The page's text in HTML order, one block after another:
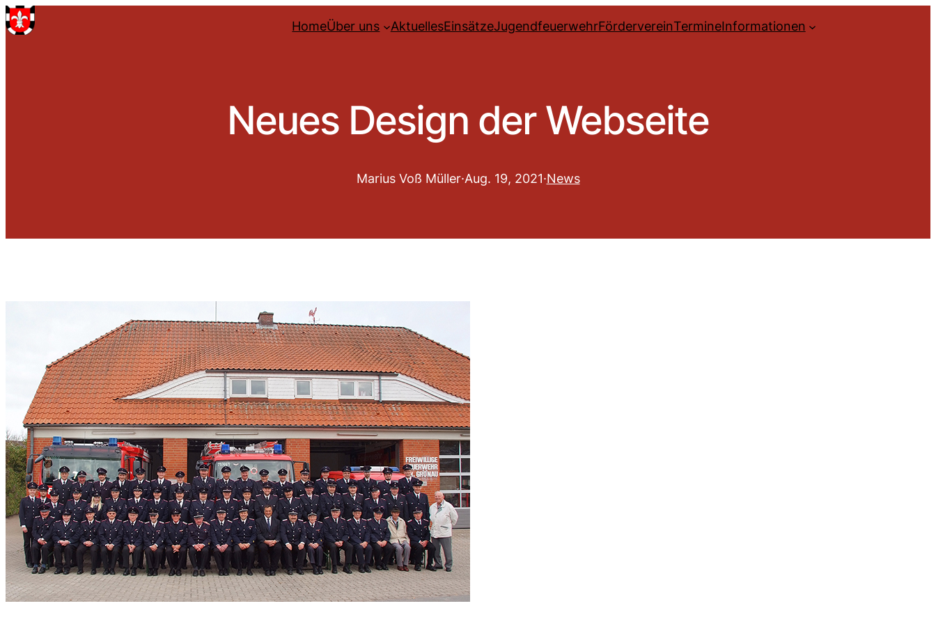
HomeÜber uns AktuellesEinsätzeJugendfeuerwehrFördervereinTermineInformationen
Neues Design der Webseite
Marius Voß Müller·Aug. 19, 2021·News